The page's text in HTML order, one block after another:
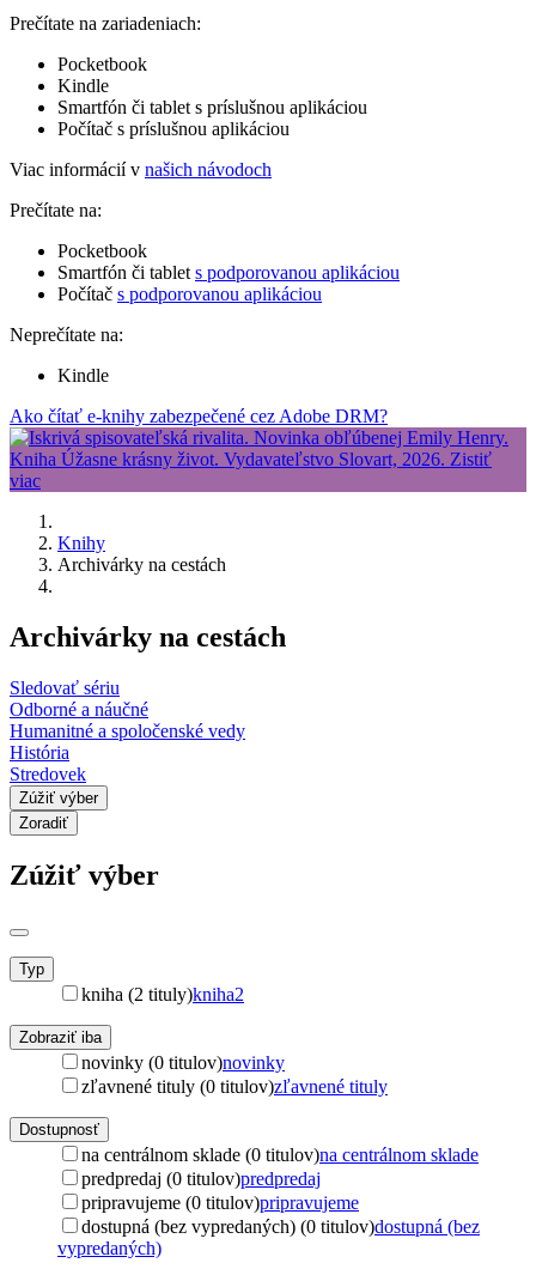
Prečítate na zariadeniach:
Pocketbook
Kindle
Smartfón či tablet s príslušnou aplikáciou
Počítač s príslušnou aplikáciou
Viac informácií v našich návodoch
Prečítate na:
Pocketbook
Smartfón či tablet s podporovanou aplikáciou
Počítač s podporovanou aplikáciou
Neprečítate na:
Kindle
Ako čítať e-knihy zabezpečené cez Adobe DRM?
Knihy
Archivárky na cestách
Archivárky na cestách
Sledovať sériu
Odborné a náučné
Humanitné a spoločenské vedy
História
Stredovek
Zúžiť výber
Zoradiť
Zúžiť výber
Typ
kniha (2 tituly)kniha2
Zobraziť iba
novinky (0 titulov)novinky
zľavnené tituly (0 titulov)zľavnené tituly
Dostupnosť
na centrálnom sklade (0 titulov)na centrálnom sklade
predpredaj (0 titulov)predpredaj
pripravujeme (0 titulov)pripravujeme
dostupná (bez vypredaných) (0 titulov)dostupná (bez
vypredaných)